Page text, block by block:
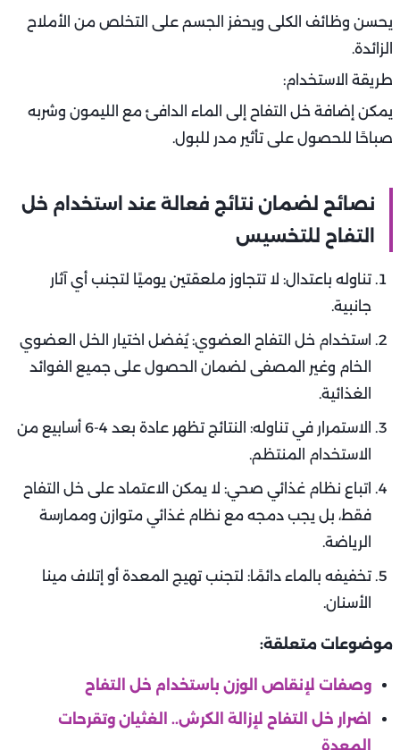
يحسن وظائف الكلى ويحفز الجسم على التخلص من الأملاح
الزائدة.
طريقة الاستخدام:
يمكن إضافة خل التفاح إلى الماء الدافئ مع الليمون وشربه
صباحًا للحصول على تأثير مدر للبول.
نصائح لضمان نتائج فعالة عند استخدام خل
التفاح للتخسيس
تناوله باعتدال: لا تتجاوز ملعقتين يوميًا لتجنب أي آثار
جانبية.
استخدام خل التفاح العضوي: يُفضل اختيار الخل العضوي
الخام وغير المصفى لضمان الحصول على جميع الفوائد
الغذائية.
الاستمرار في تناوله: النتائج تظهر عادة بعد 4-6 أسابيع من
الاستخدام المنتظم.
اتباع نظام غذائي صحي: لا يمكن الاعتماد على خل التفاح
فقط، بل يجب دمجه مع نظام غذائي متوازن وممارسة
الرياضة.
تخفيفه بالماء دائمًا: لتجنب تهيج المعدة أو إتلاف مينا
الأسنان.
موضوعات متعلقة:
وصفات لإنقاص الوزن باستخدام خل التفاح
اضرار خل التفاح لإزالة الكرش.. الغثيان وتقرحات
المعدة